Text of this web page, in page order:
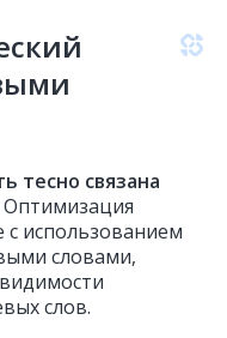
тесно связана
Оптимизация
с использованием
словами,
слов.